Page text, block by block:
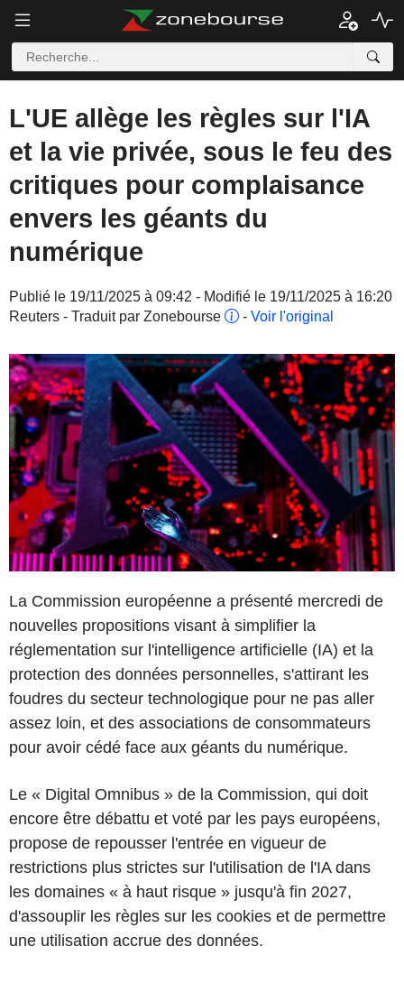
L'UE allège les règles sur l'IA
et la vie privée, sous le feu des
critiques pour complaisance
envers les géants du
numérique
Publié le 19/11/2025 à 09:42 - Modifié le 19/11/2025 à 16:20
Reuters - Traduit par Zonebourse
- Voir l'original
La Commission européenne a présenté mercredi de
nouvelles propositions visant à simplifier la
réglementation sur l'intelligence artificielle (IA) et la
protection des données personnelles, s'attirant les
foudres du secteur technologique pour ne pas aller
assez loin, et des associations de consommateurs
pour avoir cédé face aux géants du numérique.
Le « Digital Omnibus » de la Commission, qui doit
encore être débattu et voté par les pays européens,
propose de repousser l'entrée en vigueur de
restrictions plus strictes sur l'utilisation de l'IA dans
les domaines « à haut risque » jusqu'à fin 2027,
d'assouplir les règles sur les cookies et de permettre
une utilisation accrue des données.